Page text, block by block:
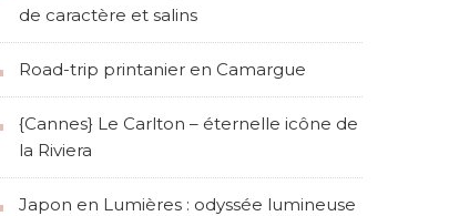
de caractère et salins
Road-trip printanier en Camargue
{Cannes} Le Carlton – éternelle icône de
la Riviera
Japon en Lumières : odyssée lumineuse